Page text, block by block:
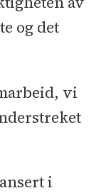
og det
vi
i